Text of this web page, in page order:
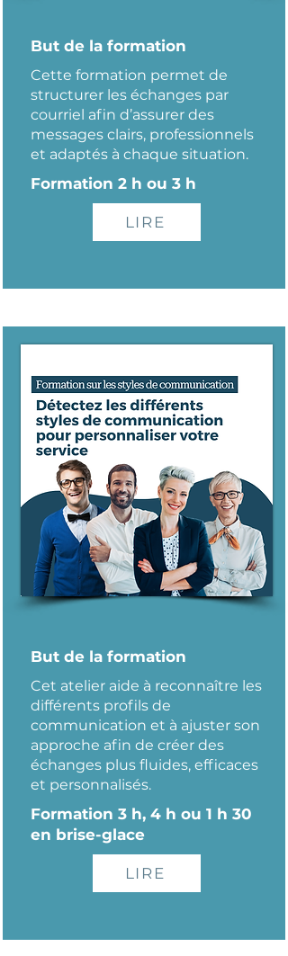
But de la formation
Cette formation permet de
structurer les échanges par
courriel afin d’assurer des
messages clairs, professionnels
et adaptés à chaque situation.
Formation 2 h ou 3 h
LIRE
But de la formation
Cet atelier aide à reconnaître les
différents profils de
communication et à ajuster son
approche afin de créer des
échanges plus fluides, efficaces
et personnalisés.
Formation 3 h, 4 h ou 1 h 30
en brise-glace
LIRE